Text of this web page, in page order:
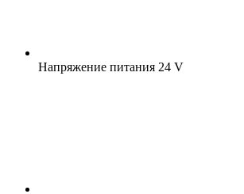
Напряжение питания 24 V